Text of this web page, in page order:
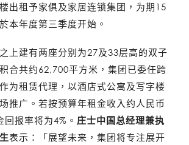
出租予家俱及家居连锁集团，为期15
本年度第三季度开始。
上建有两座分别为27及33层高的双子
合共约62,700平方米，集团已委任跨
为租赁代理，以酒店式公寓及写字楼
推广。若按预算年租金收入约人民币
报率将为4%。 庄士中国总经理兼执
表示：「展望未来，集团将专注展开